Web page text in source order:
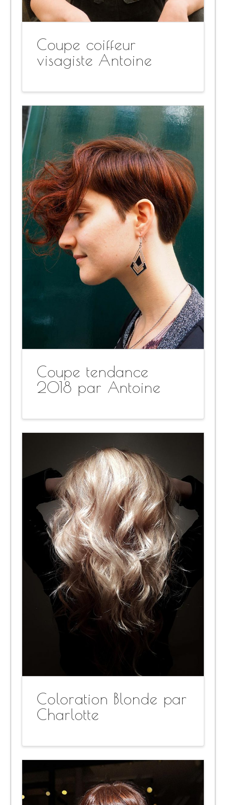
Coupe coiffeur
visagiste Antoine
Coupe tendance
2018 par Antoine
Coloration Blonde par
Charlotte